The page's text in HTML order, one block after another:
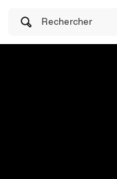
Rechercher